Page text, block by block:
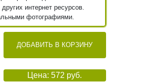
интернет ресурсов.
фотографиями.
ДОБАВИТЬ В КОРЗИНУ
Цена: 572 руб.